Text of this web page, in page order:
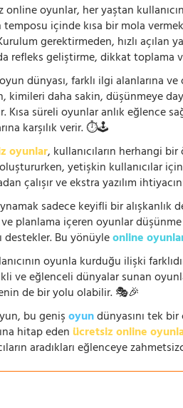
online oyunlar, her yaştan
temposu içinde kısa bir mola
gerektirmeden, hızlı
refleks geliştirme, dikkat toplama
dünyası, farklı ilgi alanlarına
kimileri daha sakin, düşünmeye
Kısa süreli oyunlar anlık eğlence
karşılık verir. ⏱️🕹️
oyunlar, kullanıcıların herhangi
yetişkin kullanıcılar
çalışır ve ekstra yazılım
sadece keyifli bir
planlama içeren oyunlar
destekler. Bu yönüyleonline
oyunla kurduğu ilişki
ve eğlenceli dünyalar sunan
de bir yolu olabilir. 🎭🎉
bu genişoyundünyasını tek
hitap eden ücretsiz online
aradıkları eğlenceye